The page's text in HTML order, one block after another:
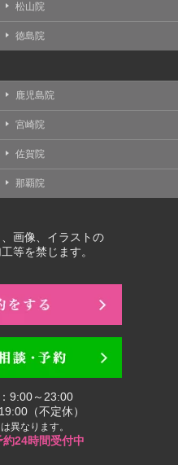
松山院
徳島院
鹿児島院
宮崎院
佐賀院
那覇院
画像、イラストの
等を禁じます。
9:00～23:00
（不定休）
異なります。
24時間受付中